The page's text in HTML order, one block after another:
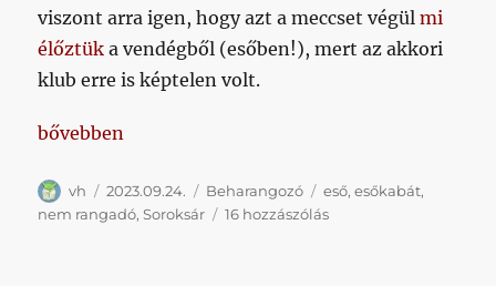
viszont arra igen, hogy azt a meccset végülmi
élőztük a vendégből (esőben!), mert az akkori
klub erre is képtelen volt.
„Ha filmet forgatnánk, felmerülne munkacímnek a
bővebben
Szerző
vh Közzétéve
2023.09.24. Kategória
Beharangozó Címke
eső,esőkabát,
nem rangadó,Soroksár 16 hozzászólásHa